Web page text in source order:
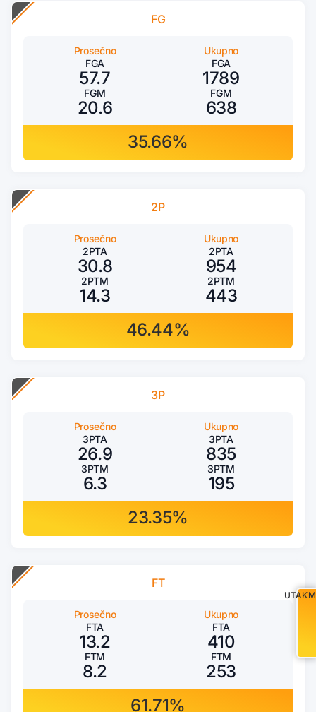
FG
Prosečno
FGA
57.7
FGM
20.6
Ukupno
FGA
1789
FGM
638
35.66%
2P
Prosečno
2PTA
30.8
2PTM
14.3
Ukupno
2PTA
954
2PTM
443
46.44%
3P
Prosečno
3PTA
26.9
3PTM
6.3
Ukupno
3PTA
835
3PTM
195
23.35%
FT
Prosečno
FTA
13.2
FTM
8.2
Ukupno
FTA
410
FTM
253
61.71%